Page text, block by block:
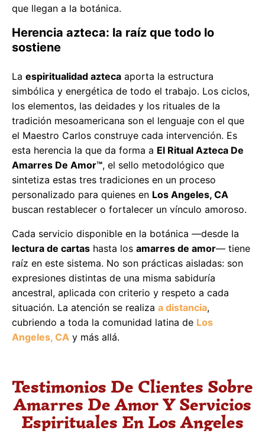
que llegan a la botánica.
Herencia azteca: la raíz que todo lo
sostiene
La espiritualidad azteca aporta la estructura
simbólica y energética de todo el trabajo. Los ciclos,
los elementos, las deidades y los rituales de la
tradición mesoamericana son el lenguaje con el que
el Maestro Carlos construye cada intervención. Es
esta herencia la que da forma a El Ritual Azteca De
Amarres De Amor™, el sello metodológico que
sintetiza estas tres tradiciones en un proceso
personalizado para quienes en Los Angeles, CA
buscan restablecer o fortalecer un vínculo amoroso.
Cada servicio disponible en la botánica —desde la
lectura de cartas hasta los amarres de amor— tiene
raíz en este sistema. No son prácticas aisladas: son
expresiones distintas de una misma sabiduría
ancestral, aplicada con criterio y respeto a cada
situación. La atención se realiza a distancia,
cubriendo a toda la comunidad latina de Los
Angeles, CA y más allá.
Testimonios De Clientes Sobre
Amarres De Amor Y Servicios
Espirituales En Los Angeles